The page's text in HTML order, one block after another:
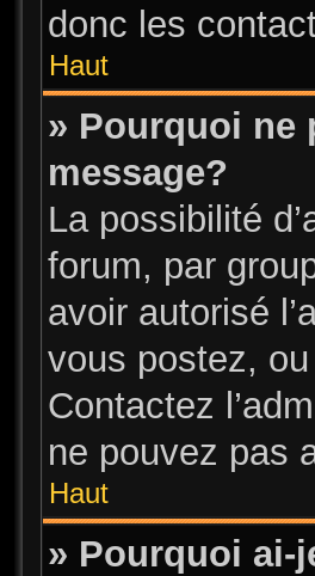
donc les
Haut
» Pourquoi ne
message?
La possibilité
forum, par
avoir autorisé
vous postez,
Contactez
ne pouvez pas
Haut
» Pourquoi ai-